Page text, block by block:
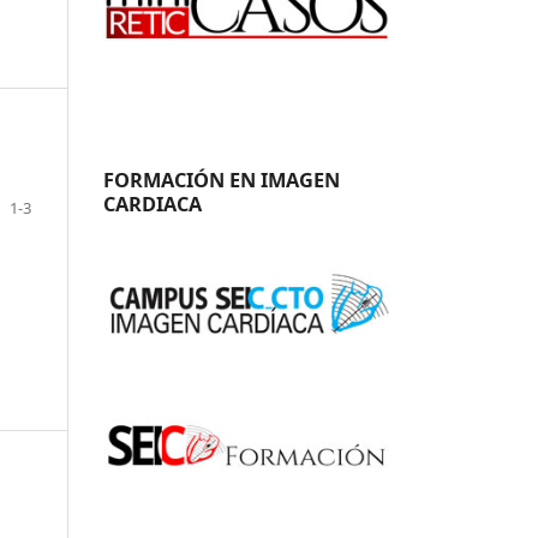
1-3
FORMACIÓN EN IMAGEN
CARDIACA